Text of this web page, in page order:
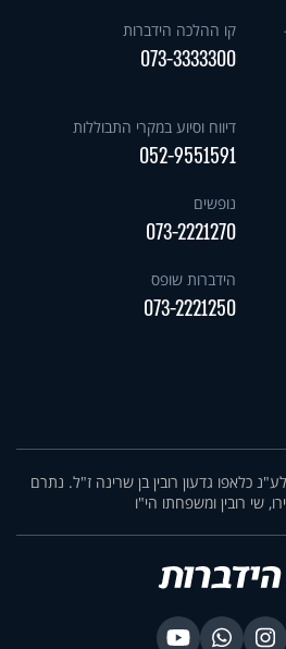
קו ההלכה הידברות
073-3333300
דיווח וסיוע במקרי התבוללות
052-9551591
נופשים
073-2221270
הידברות שופס
073-2221250
כלאפו גדעון רובין בן שרינה ז"ל. נתרם
שי רובין ומשפחתו הי"ו